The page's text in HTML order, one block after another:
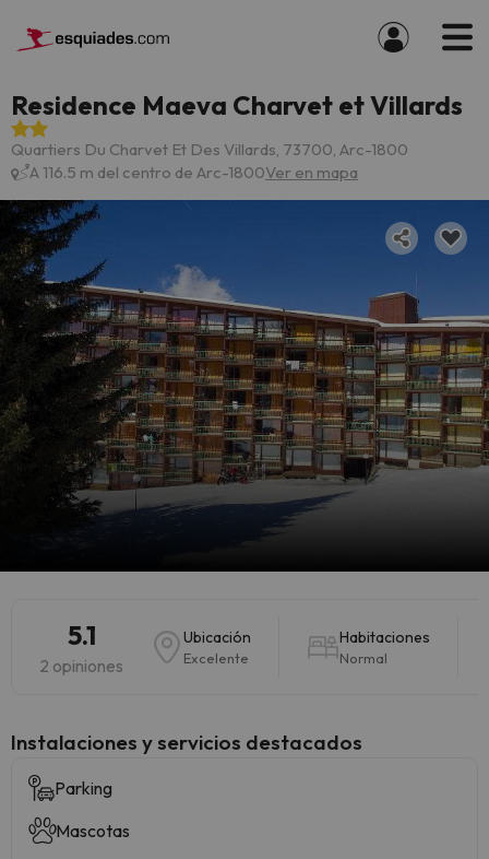
Residence Maeva Charvet et Villards
Quartiers Du Charvet Et Des Villards, 73700, Arc-1800
A 116.5 m del centro de Arc-1800Ver en mapa
5.1
2 opiniones
Ubicación
Excelente
Habitaciones
Normal
Instalaciones y servicios destacados
Parking
Mascotas